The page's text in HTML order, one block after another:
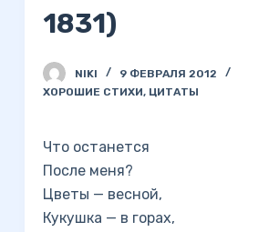
1831)
NIKI
9 ФЕВРАЛЯ 2012
ХОРОШИЕ СТИХИ, ЦИТАТЫ
Что останется
После меня?
Цветы — весной,
Кукушка — в горах,